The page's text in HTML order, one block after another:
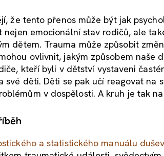
že tento přenos může být jak
nejen emocionální stav rodičů, ale
dětem. Trauma může způsobit
ovlivnit, jakým způsobem naše
kteří byli v dětství vystaveni
své děti. Děti se pak učí reagovat na
v dospělosti. A kruh je tak
a statistického manuálu